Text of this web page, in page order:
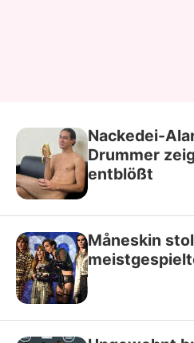
Nackedei-
Drummer
entblößt
Måneskin